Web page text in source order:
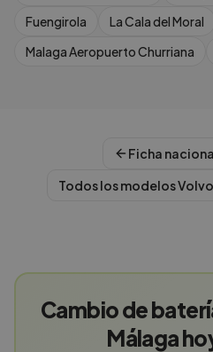
Fuengirola
La Cala del Moral
Malaga Aeropuerto Churriana
Ficha
Todos los modelosVolvo
Cambio de
Málaga